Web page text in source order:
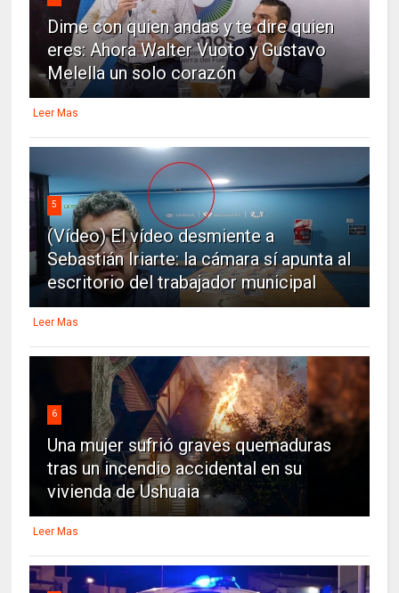
Dime con quien andas y te dire quien
eres: Ahora Walter Vuoto y Gustavo
Melella un solo corazón
Leer Mas
5
(Vídeo) El vídeo desmiente a
Sebastián Iriarte: la cámara sí apunta al
escritorio del trabajador municipal
Leer Mas
6
Una mujer sufrió graves quemaduras
tras un incendio accidental en su
vivienda de Ushuaia
Leer Mas